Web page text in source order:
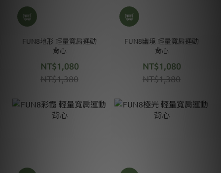
FUN8地形 輕量寬肩運動
背心
NT$1,080
NT$1,380
FUN8幽境 輕量寬肩運動
背心
NT$1,080
NT$1,380